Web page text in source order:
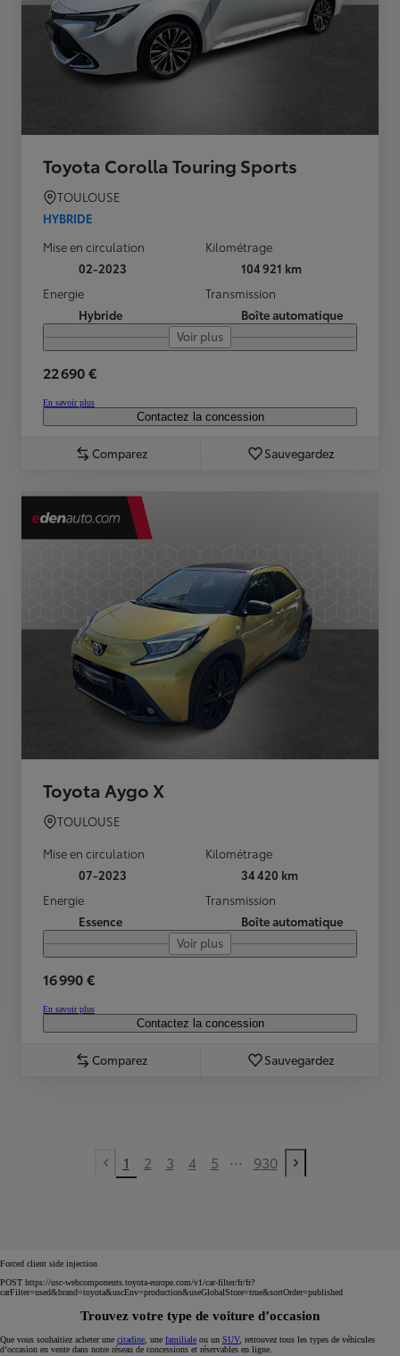
Toyota Corolla Touring Sports
TOULOUSE
HYBRIDE
Mise en circulation
02-2023
Kilométrage
104 921 km
Energie
Hybride
Transmission
Boîte automatique
Voir plus
22 690 €
En savoir plus
Contactez la concession
Comparez Sauvegardez
Toyota Aygo X
TOULOUSE
Mise en circulation
07-2023
Kilométrage
34 420 km
Energie
Essence
Transmission
Boîte automatique
Voir plus
16 990 €
En savoir plus
Contactez la concession
Comparez Sauvegardez
Previous page
1 2 3 4 5 ... 930
Next page
Forced client side injection
POST https://usc-webcomponents.toyota-europe.com/v1/car-filter/fr/fr?
carFilter=used&brand=toyota&uscEnv=production&useGlobalStore=true&sortOrder=published
Trouvez votre type de voiture d’occasion
Que vous souhaitiez acheter une citadine , une familiale ou un SUV, retrouvez tous les types de véhicules
d’occasion en vente dans notre réseau de concessions et réservables en ligne.